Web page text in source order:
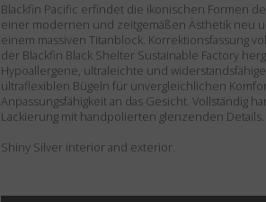
Blackfin Pacific erfindet die ikonischen Formen
einer modernen und zeitgemäßen Ästhetik neu
einem massiven Titanblock. Korrektionsfassung
der Blackfin Black Shelter Sustainable Factory
Hypoallergene, ultraleichte und widerstandsfähige
ultraflexiblen Bügeln für unvergleichlichen
Anpassungsfähigkeit an das Gesicht. Vollständig
Lackierung mit handpolierten glenzenden Details.
Shiny Silver interior and exterior.